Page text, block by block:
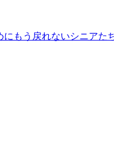
もう戻れないシニアた